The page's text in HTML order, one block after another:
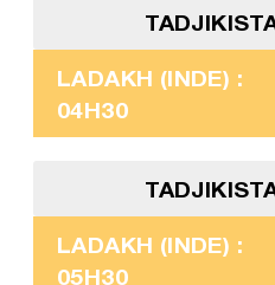
LADAKH (INDE) :
04H30
LADAKH (INDE) :
05H30